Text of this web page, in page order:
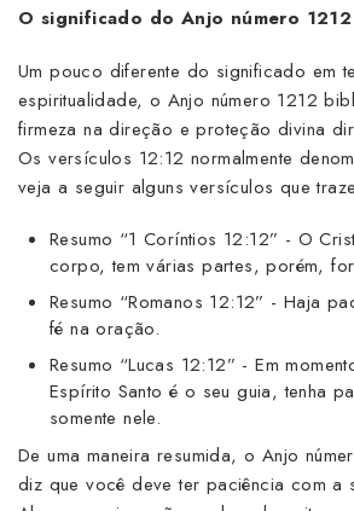
O significado do Anjo número
Um pouco diferente do significado em
espiritualidade, o Anjo número 1212
firmeza na direção e proteção divina
Os versículos 12:12 normalmente
veja a seguir alguns versículos que
Resumo “1 Coríntios 12:12” - O
corpo, tem várias partes, porém,
Resumo “Romanos 12:12” - Haja
fé na oração.
Resumo “Lucas 12:12” - Em
Espírito Santo é o seu guia, tenha
somente nele.
De uma maneira resumida, o Anjo
diz que você deve ter paciência com a